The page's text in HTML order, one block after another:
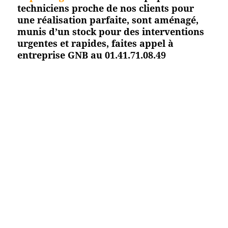
techniciens proche de nos clients pour
une réalisation parfaite, sont aménagé,
munis d’un stock pour des interventions
urgentes et rapides, faites appel à
entreprise GNB au 01.41.71.08.49